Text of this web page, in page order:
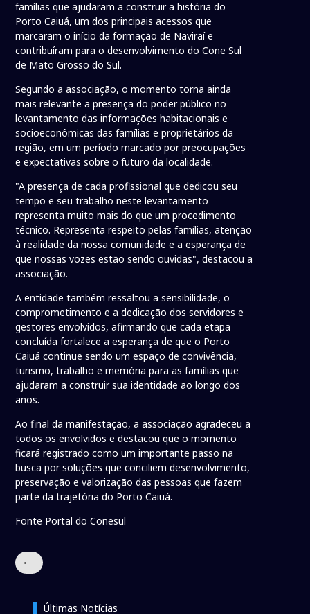
famílias que ajudaram a construir a história do
Porto Caiuá, um dos principais acessos que
marcaram o início da formação de Naviraí e
contribuíram para o desenvolvimento do Cone Sul
de Mato Grosso do Sul.
Segundo a associação, o momento torna ainda
mais relevante a presença do poder público no
levantamento das informações habitacionais e
socioeconômicas das famílias e proprietários da
região, em um período marcado por preocupações
e expectativas sobre o futuro da localidade.
"A presença de cada profissional que dedicou seu
tempo e seu trabalho neste levantamento
representa muito mais do que um procedimento
técnico. Representa respeito pelas famílias, atenção
à realidade da nossa comunidade e a esperança de
que nossas vozes estão sendo ouvidas", destacou a
associação.
A entidade também ressaltou a sensibilidade, o
comprometimento e a dedicação dos servidores e
gestores envolvidos, afirmando que cada etapa
concluída fortalece a esperança de que o Porto
Caiuá continue sendo um espaço de convivência,
turismo, trabalho e memória para as famílias que
ajudaram a construir sua identidade ao longo dos
anos.
Ao final da manifestação, a associação agradeceu a
todos os envolvidos e destacou que o momento
ficará registrado como um importante passo na
busca por soluções que conciliem desenvolvimento,
preservação e valorização das pessoas que fazem
parte da trajetória do Porto Caiuá.
Fonte Portal do Conesul
•
Últimas Notícias